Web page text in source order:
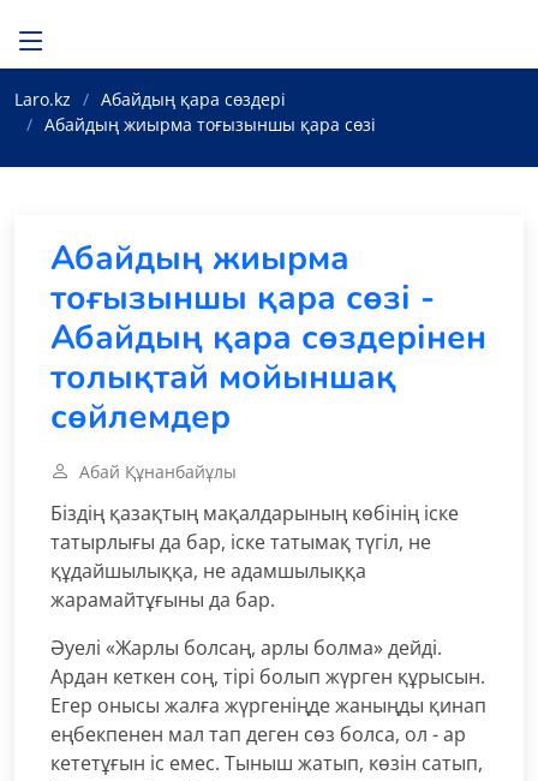
Laro.kz
Абайдың қара сөздері
Абайдың жиырма тоғызыншы қара сөзі
Абайдың жиырма
тоғызыншы қара сөзі -
Абайдың қара сөздерінен
толықтай мойыншақ
сөйлемдер
Абай Құнанбайұлы
Біздің қазақтың мақалдарының көбінің іске
татырлығы да бар, іске татымақ түгіл, не
құдайшылыққа, не адамшылыққа
жарамайтұғыны да бар.
Әуелі «Жарлы болсаң, арлы болма» дейді.
Ардан кеткен соң, тірі болып жүрген құрысын.
Егер онысы жалға жүргеніңде жаныңды қинап
еңбекпенен мал тап деген сөз болса, ол - ар
кететұғын іс емес. Тыныш жатып, көзін сатып,